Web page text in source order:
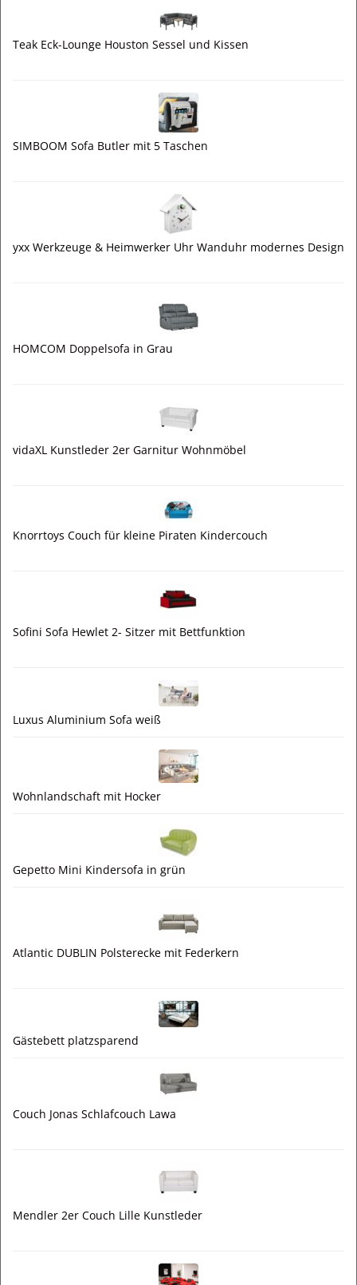
Teak Eck-Lounge Houston Sessel und Kissen
SIMBOOM Sofa Butler mit 5 Taschen
yxx Werkzeuge & Heimwerker Uhr Wanduhr modernes Design
HOMCOM Doppelsofa in Grau
vidaXL Kunstleder 2er Garnitur Wohnmöbel
Knorrtoys Couch für kleine Piraten Kindercouch
Sofini Sofa Hewlet 2- Sitzer mit Bettfunktion
Luxus Aluminium Sofa weiß
Wohnlandschaft mit Hocker
Gepetto Mini Kindersofa in grün
Atlantic DUBLIN Polsterecke mit Federkern
Gästebett platzsparend
Couch Jonas Schlafcouch Lawa
Mendler 2er Couch Lille Kunstleder